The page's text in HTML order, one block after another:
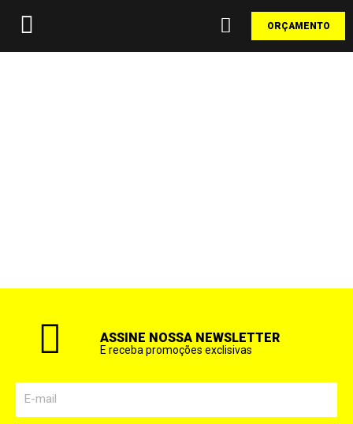
ORÇAMENTO
ASSINE NOSSA NEWSLETTER
E receba promoções exclisivas